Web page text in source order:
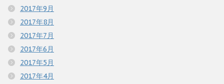
2017年9月
2017年8月
2017年7月
2017年6月
2017年5月
2017年4月